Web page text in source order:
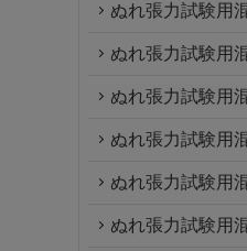
ぬれ張力試験用
ぬれ張力試験用
ぬれ張力試験用
ぬれ張力試験用
ぬれ張力試験用
ぬれ張力試験用